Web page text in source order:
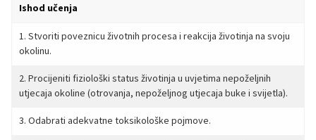
Ishod učenja
1. Stvoriti poveznicu životnih procesa i reakcija životinja na svoju
okolinu.
2. Procijeniti fiziološki status životinja u uvjetima nepoželjnih
utjecaja okoline (otrovanja, nepoželjnog utjecaja buke i svijetla).
3. Odabrati adekvatne toksikološke pojmove.